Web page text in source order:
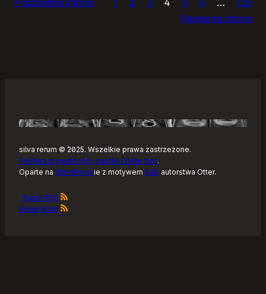
Następna strona
silva rerum © 2025. Wszelkie prawa zastrzeżone.
Polityka prywatności, ciastka i takie tam.
Oparte na WordPressie z motywem Raft autorstwa Otter.
Kanał RSS
Kanał Atom